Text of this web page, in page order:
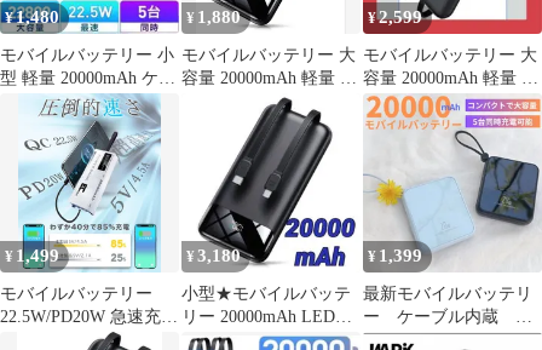
¥1,480
モバイルバッテリー 小
型 軽量 20000mAh ケー
ブル内蔵 機内持込
¥ 1,880
モバイルバッテリー 大
容量 20000mAh 軽量 小
型 急速充電
¥2,599
モバイルバッテリー 大
容量 20000mAh 軽量 急
速充電 4台同時充電
¥ 1,499
モバイルバッテリー
22.5W/PD20W 急速充電
真20000Ah 4本ケーブル
¥ 3,180
小型★モバイルバッテ
リー 20000mAh LED表
示 コード内蔵 旅行 防
¥ 1,399
最新モバイルバッテリ
ー ケーブル内蔵 大
容量 小型 軽量